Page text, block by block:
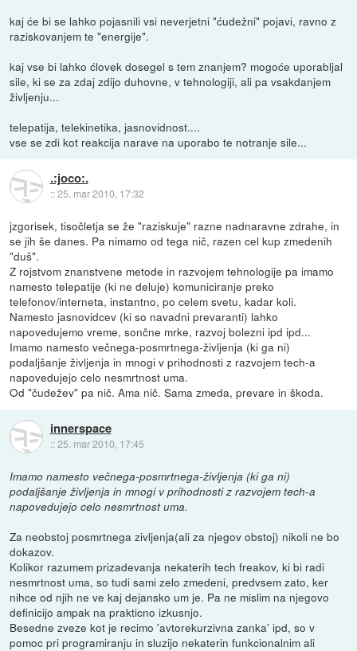
kaj će bi se lahko pojasnili vsi neverjetni "ćudežni" pojavi, ravno z
raziskovanjem te "energije".
kaj vse bi lahko ćlovek dosegel s tem znanjem? mogoće uporabljal
sile, ki se za zdaj zdijo duhovne, v tehnologiji, ali pa vsakdanjem
življenju...
telepatija, telekinetika, jasnovidnost....
vse se zdi kot reakcija narave na uporabo te notranje sile...
.:joco:.
::25. mar 2010, 17:32
jzgorisek, tisočletja se že "raziskuje" razne nadnaravne zdrahe, in
se jih še danes. Pa nimamo od tega nič, razen cel kup zmedenih
"duš".
Z rojstvom znanstvene metode in razvojem tehnologije pa imamo
namesto telepatije (ki ne deluje) komuniciranje preko
telefonov/interneta, instantno, po celem svetu, kadar koli.
Namesto jasnovidcev (ki so navadni prevaranti) lahko
napovedujemo vreme, sončne mrke, razvoj bolezni ipd ipd...
Imamo namesto večnega-posmrtnega-življenja (ki ga ni)
podaljšanje življenja in mnogi v prihodnosti z razvojem tech-a
napovedujejo celo nesmrtnost uma.
Od "čudežev" pa nič. Ama nič. Sama zmeda, prevare in škoda.
innerspace
::25. mar 2010, 17:45
Imamo namesto večnega-posmrtnega-življenja (ki ga ni)
podaljšanje življenja in mnogi v prihodnosti z razvojem tech-a
napovedujejo celo nesmrtnost uma.
Za neobstoj posmrtnega zivljenja(ali za njegov obstoj) nikoli ne bo
dokazov.
Kolikor razumem prizadevanja nekaterih tech freakov, ki bi radi
nesmrtnost uma, so tudi sami zelo zmedeni, predvsem zato, ker
nihce od njih ne ve kaj dejansko um je. Pa ne mislim na njegovo
definicijo ampak na prakticno izkusnjo.
Besedne zveze kot je recimo 'avtorekurzivna zanka' ipd, so v
pomoc pri programiranju in sluzijo nekaterin funkcionalnim ali